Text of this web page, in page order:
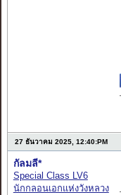
27 ธันวาคม 2025, 12:40:PM
กัลมลี*
Special Class LV6
นักกลอนเอกแห่งวังหลวง